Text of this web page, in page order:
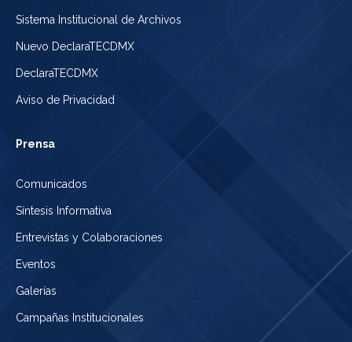
Sistema Institucional de Archivos
Nuevo DeclaraTECDMX
DeclaraTECDMX
Aviso de Privacidad
Prensa
Comunicados
Síntesis Informativa
Entrevistas y Colaboraciones
Eventos
Galerías
Campañas Institucionales